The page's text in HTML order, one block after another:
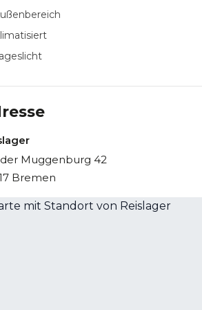
während zeitgemäße Technik und
Muggenburg 42
Bremen